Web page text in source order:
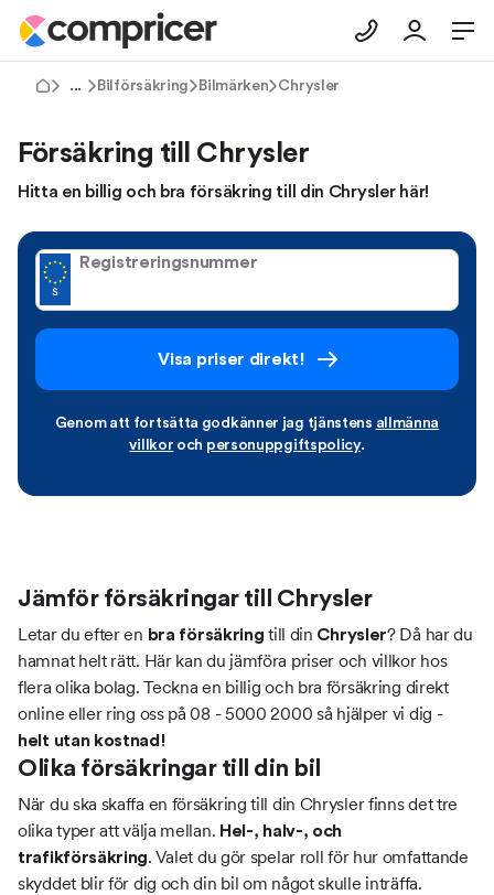
Försäkringar
Bilförsäkring Bilmärken Chrysler
Försäkring till Chrysler
Hitta en billig och bra försäkring till din Chrysler här!
Registreringsnummer
Visa priser direkt!
Genom att fortsätta godkänner jag tjänstens allmänna
villkor och personuppgiftspolicy.
Jämför försäkringar till Chrysler
Letar du efter en bra försäkring till din Chrysler? Då har du
hamnat helt rätt. Här kan du jämföra priser och villkor hos
flera olika bolag. Teckna en billig och bra försäkring direkt
online eller ring oss på 08 - 5000 2000 så hjälper vi dig -
helt utan kostnad!
Olika försäkringar till din bil
När du ska skaffa en försäkring till din Chrysler finns det tre
olika typer att välja mellan. Hel-, halv-, och
trafikförsäkring. Valet du gör spelar roll för hur omfattande
skyddet blir för dig och din bil om något skulle inträffa.